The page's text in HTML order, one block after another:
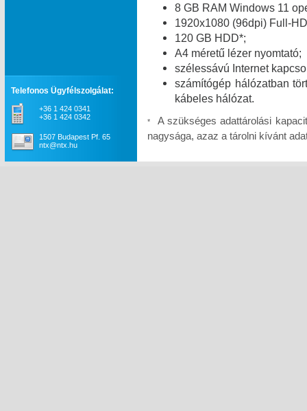
8 GB RAM Windows 11
1920x1080 (96dpi) Full-
120 GB HDD*;
A4 méretű lézer nyomtató;
szélessávú Internet
számítógép hálózatban
kábeles hálózat.
*
A szükséges adattárolási
nagysága, azaz a tárolni kívánt
Telefonos Ügyfélszolgálat:
+36 1 424 0341
+36 1 424 0342
1507 Budapest Pf. 65
ntx@ntx.hu